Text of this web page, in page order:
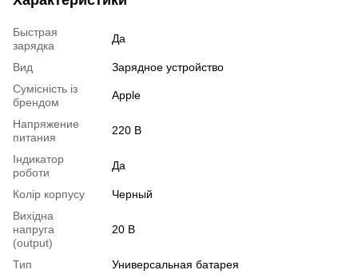
Быстрая
зарядка
Да
Вид
Зарядное устройство
Сумісність із
брендом
Apple
Напряжение
питания
220 В
Індикатор
роботи
Да
Колір корпусу
Черный
Вихідна
напруга
(output)
20 В
Тип
Универсальная батарея